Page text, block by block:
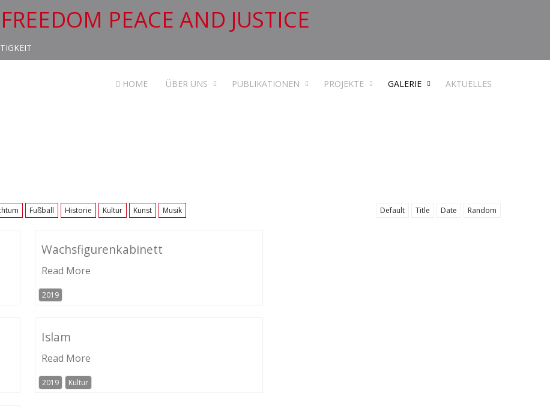
PEACE AND JUSTICE
HOME ÜBER UNS PUBLIKATIONEN PROJEKTE GALERIE AKTUELLES
Fußball Historie Kultur Kunst Musik Default Title Date Random
Wachsfigurenkabinett
Read More
2019
Islam
Read More
2019 Kultur